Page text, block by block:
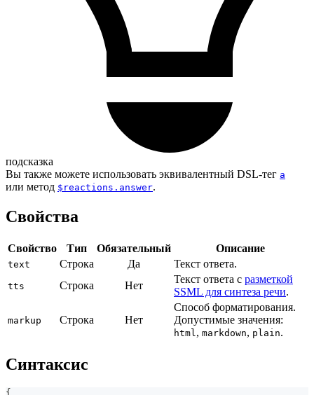
подсказка
Вы также можете использовать эквивалентный DSL-тег a
или метод $reactions.answer.
Свойства
Свойство Тип Обязательный Описание
text Строка Да Текст ответа.
tts Строка Нет
Текст ответа с разметкой
SSML для синтеза речи.
markup Строка Нет
Способ форматирования.
Допустимые значения:
html , markdown, plain.
Синтаксис
{